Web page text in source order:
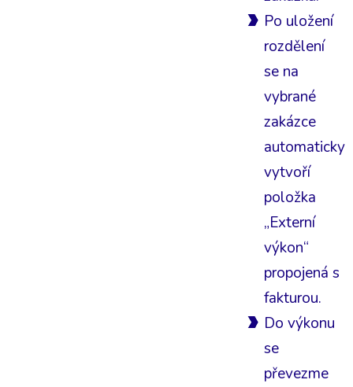
Po uložení
rozdělení
se na
vybrané
zakázce
automaticky
vytvoří
položka
„Externí
výkon“
propojená s
fakturou.
Do výkonu
se
převezme